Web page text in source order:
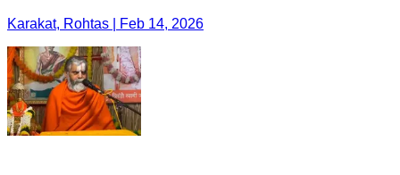
Karakat, Rohtas | Feb 14, 2026